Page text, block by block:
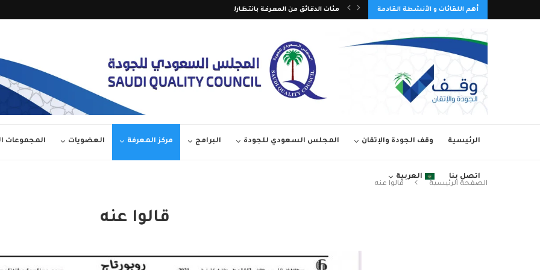
أهم اللقائات و الأنشطة القادمة مئات الدقائق من المعرفة بانتظارك على قناة المجلس...
الرئيسية وقف الجودة والإتقان المجلس السعودي للجودة البرامج مركز المعرفة العضويات المجموعات
اتصل بنا العربية
الصفحة الرئيسية قالوا عنه
قالوا عنه